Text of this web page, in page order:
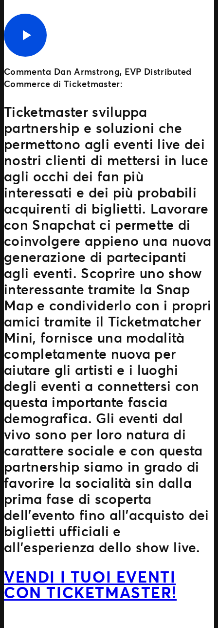
Commenta Dan Armstrong, EVP Distributed
Commerce di Ticketmaster:
Ticketmaster sviluppa
partnership e soluzioni che
permettono agli eventi live dei
nostri clienti di mettersi in luce
agli occhi dei fan più
interessati e dei più probabili
acquirenti di biglietti. Lavorare
con Snapchat ci permette di
coinvolgere appieno una nuova
generazione di partecipanti
agli eventi. Scoprire uno show
interessante tramite la Snap
Map e condividerlo con i propri
amici tramite il Ticketmatcher
Mini, fornisce una modalità
completamente nuova per
aiutare gli artisti e i luoghi
degli eventi a connettersi con
questa importante fascia
demografica. Gli eventi dal
vivo sono per loro natura di
carattere sociale e con questa
partnership siamo in grado di
favorire la socialità sin dalla
prima fase di scoperta
dell’evento fino all’acquisto dei
biglietti ufficiali e
all’esperienza dello show live.
VENDI I TUOI EVENTI
CON TICKETMASTER!